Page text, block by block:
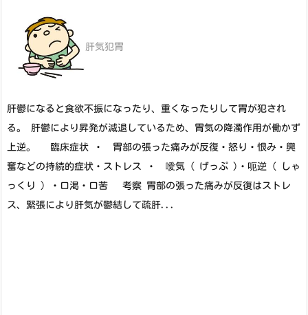
肝気犯胃
肝鬱になると食欲不振になったり、重くなったりして胃が犯され
る。 肝鬱により昇発が減退しているため、胃気の降濁作用が働かず
上逆。 臨床症状 ・ 胃部の張った痛みが反復・怒り・恨み・興
奮などの持続的症状・ストレス ・ 噯気 ( げっぷ )・呃逆（ しゃ
っくり ）・口渇・口苦 考察 胃部の張った痛みが反復はストレ
ス、緊張により肝気が鬱結して疏肝...